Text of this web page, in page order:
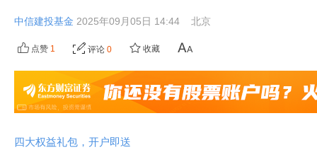
中信建投基金 2025年09月05日 14:44 北京
点赞 1 评论 0 收藏
四大权益礼包，开户即送